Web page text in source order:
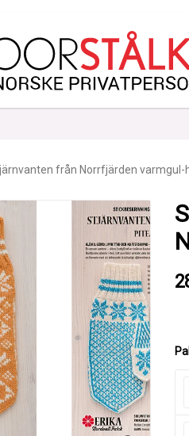
från Norrfjärden varmgul-